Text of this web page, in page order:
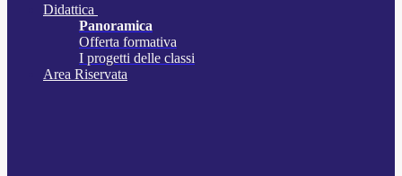
Didattica
Panoramica
Offerta formativa
I progetti delle classi
Area Riservata